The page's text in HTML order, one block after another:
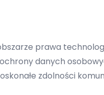
prawa
danych
zdolności